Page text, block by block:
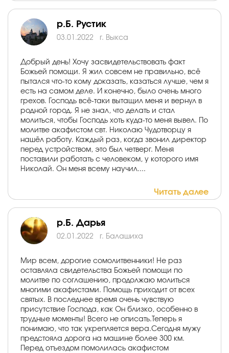
р.Б. Рустик
03.01.2022 г. Выкса
Добрый день! Хочу засвидетельствовать факт
Божьей помощи. Я жил совсем не правильно, всё
пытался что-то кому доказать, казаться лучше, чем я
есть на самом деле. И конечно, было очень много
грехов. Господь всё-таки вытащил меня и вернул в
родной город. Я не знал, что делать и стал
молиться, чтобы Господь хоть куда-то меня вывел. По
молитве акафистом свт. Николаю Чудотворцу я
нашёл работу. Каждый раз, когда звонил директор
перед устройством, это был четверг. Меня
поставили работать с человеком, у которого имя
Николай. Он меня всему научил....
Читать далее
р.Б. Дарья
02.01.2022 г. Балашиха
Мир всем, дорогие сомолитвенники! Не раз
оставляла свидетельства Божьей помощи по
молитве по соглашению, продолжаю молиться
многими акафистами. Помощь приходит от всех
святых. В последнее время очень чувствую
присутствие Господа, как Он близко, особенно в
трудные моменты! Всего не описать.Теперь я
понимаю, что так укрепляется вера.Сегодня мужу
предстояла дорога на машине более 300 км.
Перед отъездом помолилась акафистом